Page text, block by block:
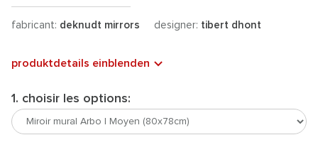
fabricant: deknudt mirrors designer: tibert dhont
produktdetails einblenden
1. choisir les options: